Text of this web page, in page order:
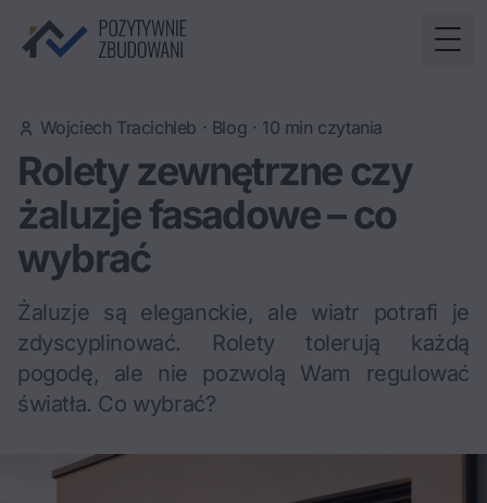
Wojciech Tracichleb · Blog · 10 min czytania
Rolety zewnętrzne czy
żaluzje fasadowe – co
wybrać
Żaluzje są eleganckie, ale wiatr potrafi je
zdyscyplinować. Rolety tolerują każdą
pogodę, ale nie pozwolą Wam regulować
światła. Co wybrać?